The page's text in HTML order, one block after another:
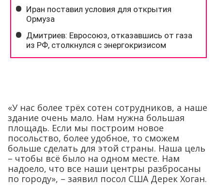
«У нас более трёх сотен сотрудников, а наше
здание очень мало. Нам нужна большая
площадь. Если мы построим новое
посольство, более удобное, то сможем
больше сделать для этой страны. Наша цель
– чтобы всё было на одном месте. Нам
надоело, что все наши центры разбросаны
по городу», – заявил посол США Дерек Хоган.